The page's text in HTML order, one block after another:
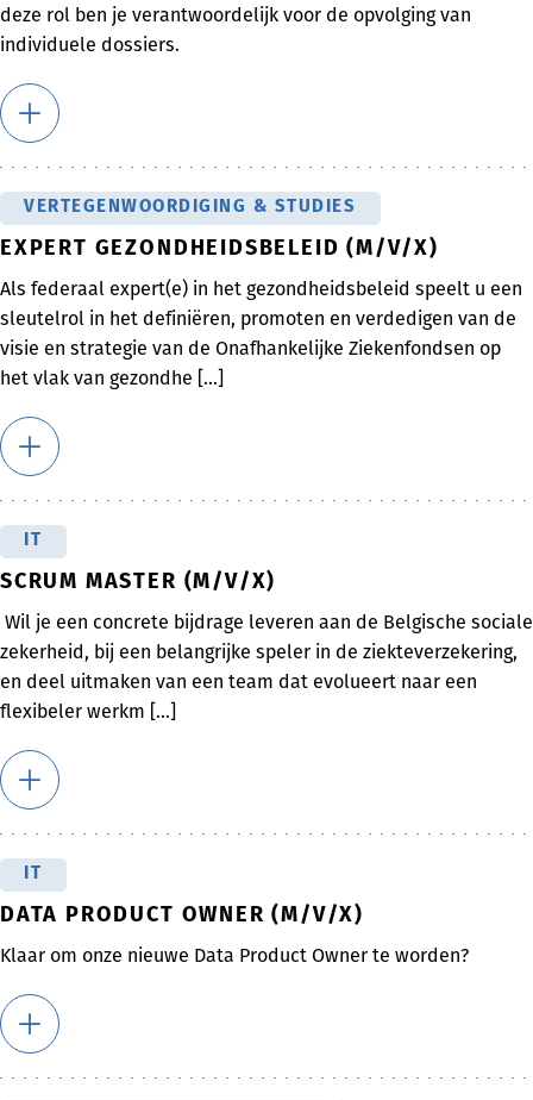
deze rol ben je verantwoordelijk voor de opvolging van
individuele dossiers.
VERTEGENWOORDIGING & STUDIES
EXPERT GEZONDHEIDSBELEID (M/V/X)
Als federaal expert(e) in het gezondheidsbeleid speelt u een
sleutelrol in het definiëren, promoten en verdedigen van de
visie en strategie van de Onafhankelijke Ziekenfondsen op
het vlak van gezondhe [...]
SCRUM MASTER (M/V/X)
Wil je een concrete bijdrage leveren aan de Belgische sociale
zekerheid, bij een belangrijke speler in de ziekteverzekering,
en deel uitmaken van een team dat evolueert naar een
flexibeler werkm [...]
DATA PRODUCT OWNER (M/V/X)
Klaar om onze nieuwe Data Product Owner te worden?